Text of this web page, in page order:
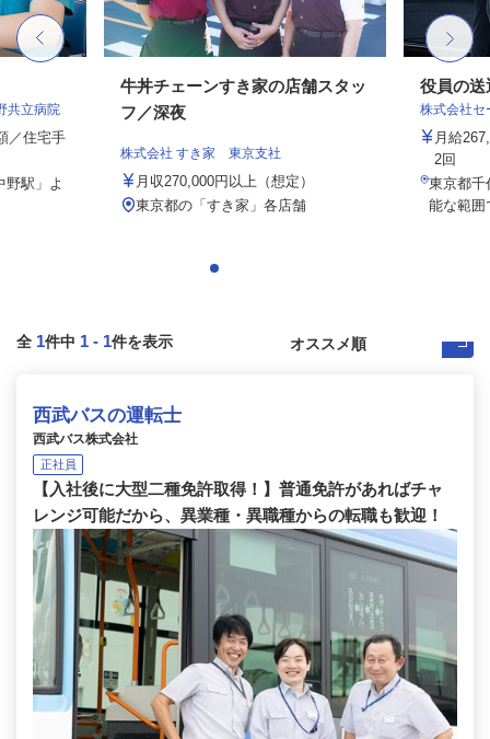
共立病院
／住宅手
野駅」よ
牛丼チェーンすき家の店舗スタッ
フ／深夜
株式会社 すき家 東京支社
月収270,000円以上（想定）
東京都の「すき家」各店舗
役員の送
株式会社
月給
2回
東京都
能な範囲
全 1件中 1 - 1件を表示
西武バスの運転士
西武バス株式会社
正社員
【入社後に大型二種免許取得！】普通免許があればチャ
レンジ可能だから、異業種・異職種からの転職も歓迎！